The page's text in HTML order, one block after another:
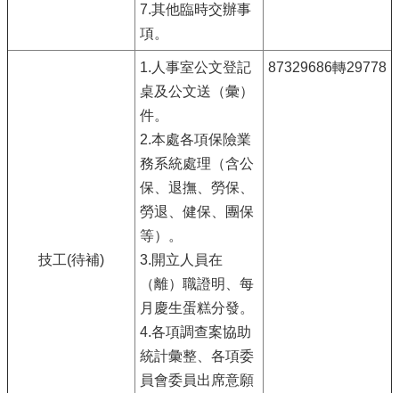
7.其他臨時交辦事
項。
技工(待補)
1.人事室公文登記
桌及公文送（彙）
件。
2.本處各項保險業
務系統處理（含公
保、退撫、勞保、
勞退、健保、團保
等）。
3.開立人員在
（離）職證明、每
月慶生蛋糕分發。
4.各項調查案協助
統計彙整、各項委
員會委員出席意願
87329686轉29778